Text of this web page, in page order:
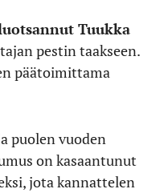
Tuukka
pestin taakseen.
päätoimittama
puolen vuoden
on kasaantunut
jota kannattelen